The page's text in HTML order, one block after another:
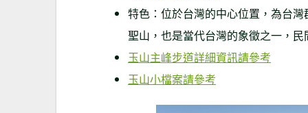
特色：位於台灣的中心位置，為台
聖山，也是當代台灣的象徵之一，
玉山主峰步道詳細資訊請參考
玉山小檔案請參考